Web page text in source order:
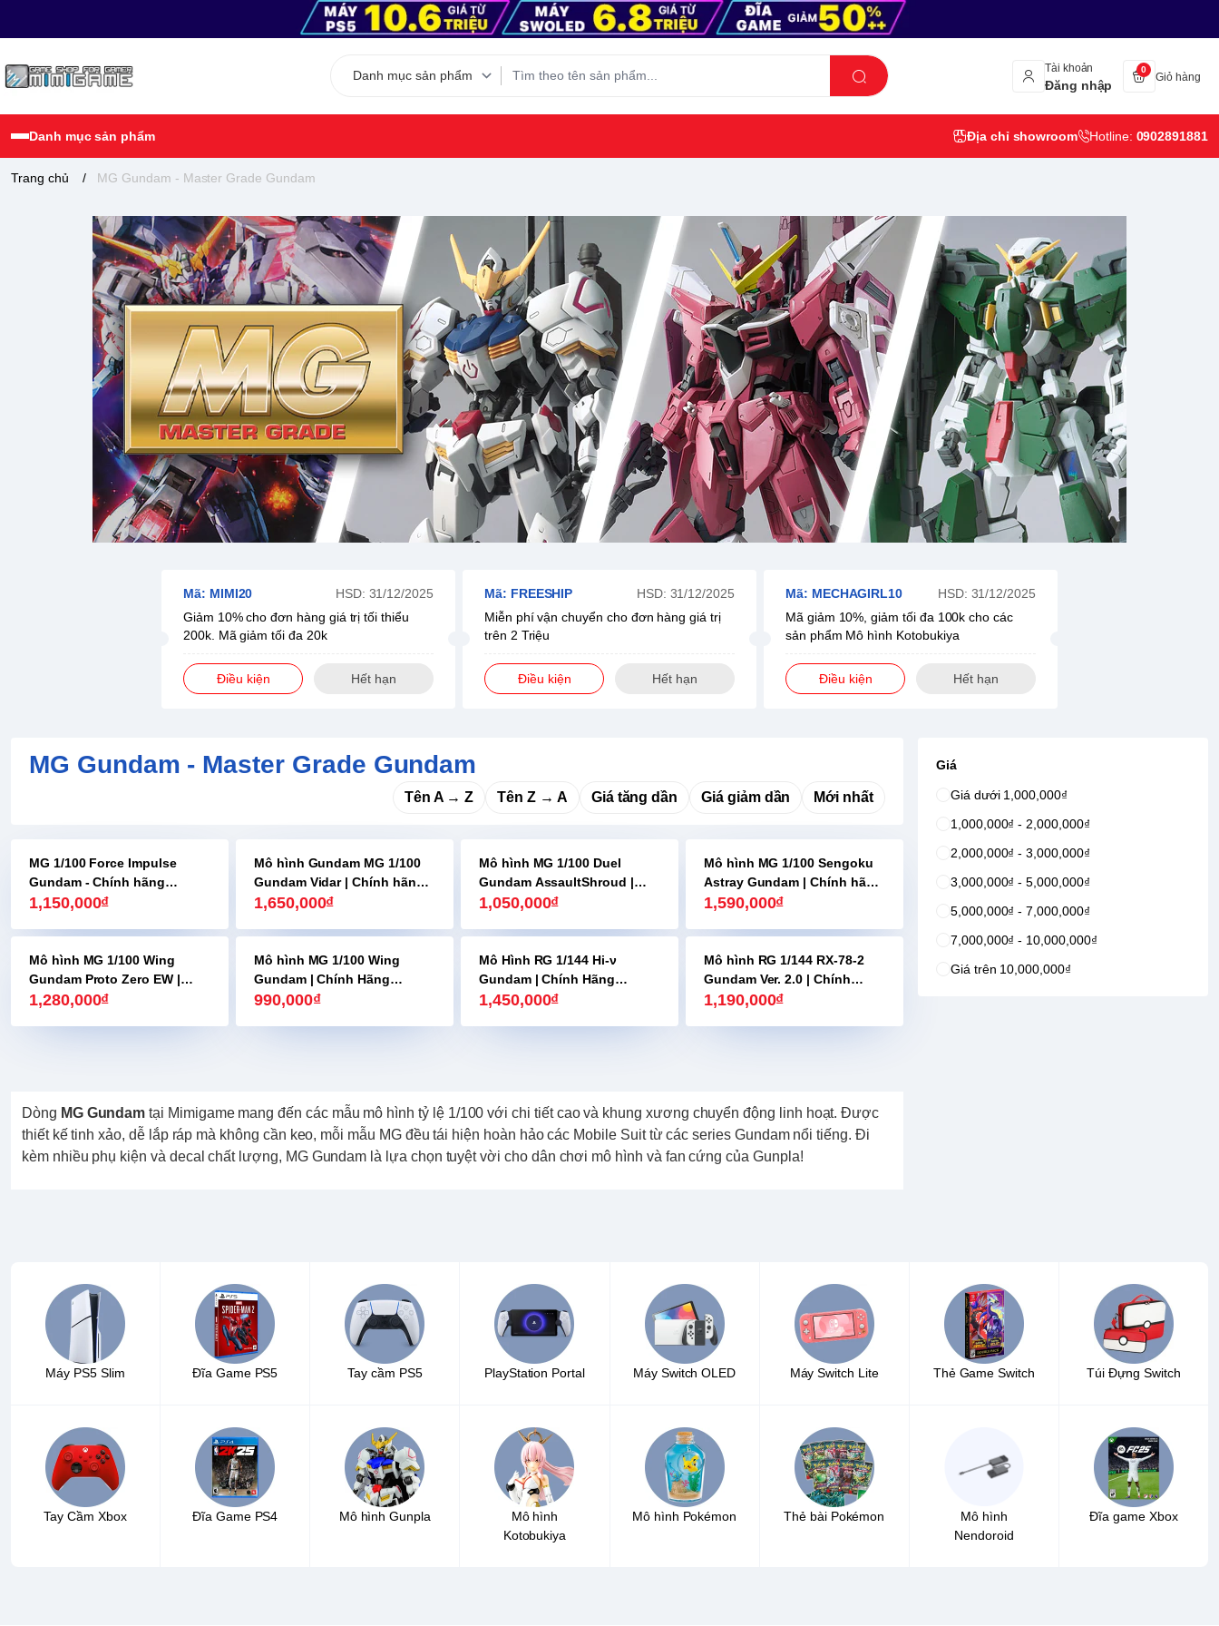
Tài khoản
Đăng nhập
0
Giỏ hàng
Danh mục sản phẩm Địa chỉ showroom Hotline: 0902891881
Trang chủ / MG Gundam - Master Grade Gundam
Mã: MIMI20
HSD: 31/12/2025
Giảm 10% cho đơn hàng giá trị tối thiểu
200k. Mã giảm tối đa 20k
Điều kiện Hết hạn
Mã: FREESHIP
HSD: 31/12/2025
Miễn phí vận chuyển cho đơn hàng giá trị
trên 2 Triệu
Điều kiện Hết hạn
Mã: MECHAGIRL10
HSD: 31/12/2025
Mã giảm 10%, giảm tối đa 100k cho các
sản phẩm Mô hình Kotobukiya
Điều kiện Hết hạn
MG Gundam - Master Grade Gundam
Tên A → Z Tên Z → A Giá tăng dần Giá giảm dần Mới nhất
MG 1/100 Force Impulse
Gundam - Chính hãng
Bandai
1,150,000₫
Mô hình Gundam MG 1/100
Gundam Vidar | Chính hãng
Bandai
1,650,000₫
Mô hình MG 1/100 Duel
Gundam AssaultShroud |
Chính Hãng Bandai
1,050,000₫
Mô hình MG 1/100 Sengoku
Astray Gundam | Chính hãng
Bandai
1,590,000₫
Mô hình MG 1/100 Wing
Gundam Proto Zero EW |
Chính Hãng Bandai
1,280,000₫
Mô hình MG 1/100 Wing
Gundam | Chính Hãng
Bandai
990,000₫
Mô Hình RG 1/144 Hi-ν
Gundam | Chính Hãng
Bandai
1,450,000₫
Mô hình RG 1/144 RX-78-2
Gundam Ver. 2.0 | Chính
hãng Bandai
1,190,000₫
Dòng MG Gundam tại Mimigame mang đến các mẫu mô hình tỷ lệ 1/100 với chi tiết cao và khung xương chuyển động linh hoạt. Được
thiết kế tinh xảo, dễ lắp ráp mà không cần keo, mỗi mẫu MG đều tái hiện hoàn hảo các Mobile Suit từ các series Gundam nổi tiếng. Đi
kèm nhiều phụ kiện và decal chất lượng, MG Gundam là lựa chọn tuyệt vời cho dân chơi mô hình và fan cứng của Gunpla!
Giá
Giá dưới 1,000,000₫
1,000,000₫ - 2,000,000₫
2,000,000₫ - 3,000,000₫
3,000,000₫ - 5,000,000₫
5,000,000₫ - 7,000,000₫
7,000,000₫ - 10,000,000₫
Giá trên 10,000,000₫
Máy PS5 Slim Đĩa Game PS5 Tay cầm PS5 PlayStation Portal Máy Switch OLED Máy Switch Lite Thẻ Game Switch Túi Đựng Switch
Tay Cầm Xbox Đĩa Game PS4 Mô hình Gunpla
Mô hình
Kotobukiya
Mô hình Pokémon Thẻ bài Pokémon
Mô hình
Nendoroid
Đĩa game Xbox